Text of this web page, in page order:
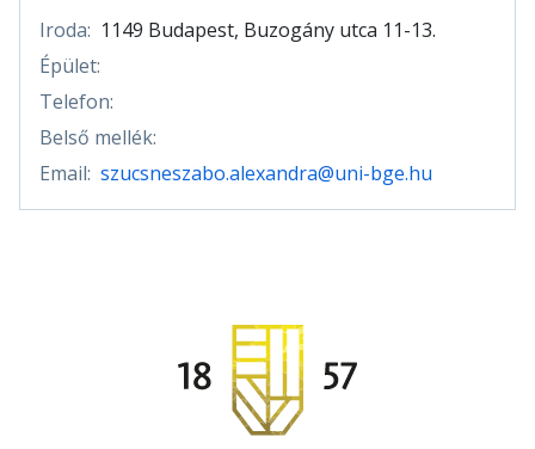
Iroda: 1149 Budapest, Buzogány utca 11-13.
Épület:
Telefon:
Belső mellék:
Email: szucsneszabo.alexandra@uni-bge.hu